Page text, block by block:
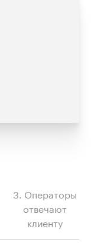
3. Операторы
отвечают
клиенту